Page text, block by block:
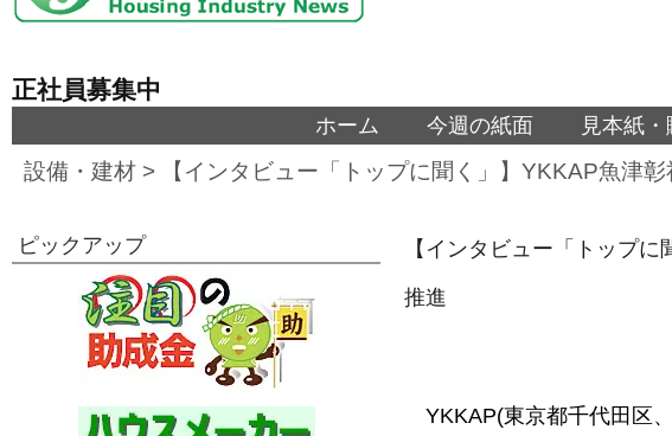
正社員募集中
ホーム 今週の紙面 見本紙
設備・建材 > 【インタビュー「トップに聞く」】YKKAP魚津
【インタビュー「トップ
推進
YKKAP(東京都千代田区
ピックアップ